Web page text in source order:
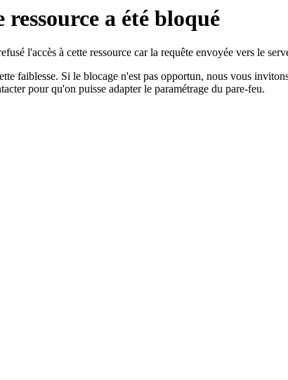
ressource a été bloqué
l'accès à cette ressource car la requête envoyée vers le
faiblesse. Si le blocage n'est pas opportun, nous vous
pour qu'on puisse adapter le paramétrage du pare-feu.